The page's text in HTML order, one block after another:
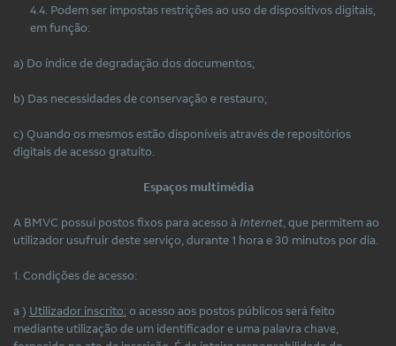
4.4. Podem ser impostas restrições ao uso de dispositivos digitais,
em função:
a) Do índice de degradação dos documentos;
b) Das necessidades de conservação e restauro;
c) Quando os mesmos estão disponíveis através de repositórios
digitais de acesso gratuito.
Espaços multimédia
A BMVC possui postos fixos para acesso à Internet , que permitem ao
utilizador usufruir deste serviço, durante 1 hora e 30 minutos por dia.
1. Condições de acesso:
a ) Utilizador inscrito:o acesso aos postos públicos será feito
mediante utilização de um identificador e uma palavra chave,